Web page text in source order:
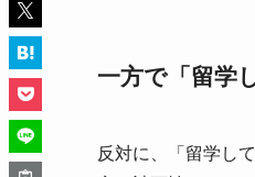
一方で「留学
反対に、「留学し